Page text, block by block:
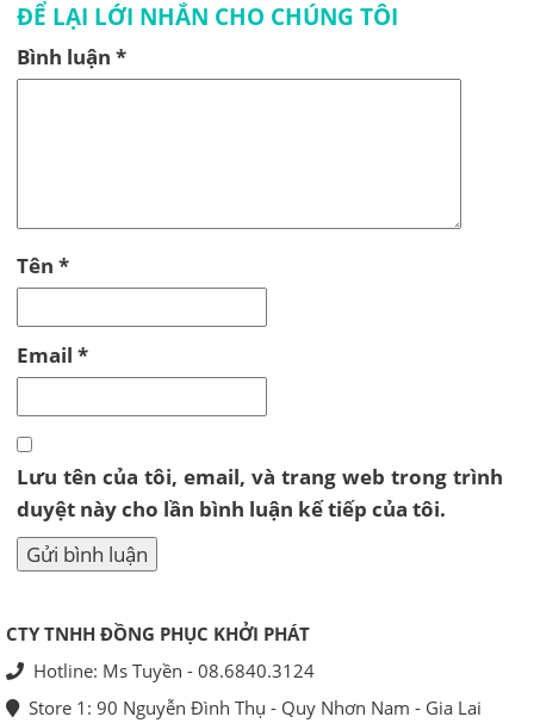
ĐỂ LẠI LỚI NHẮN CHO CHÚNG TÔI
Bình luận*
Tên*
Email*
Lưu tên của tôi, email, và trang web trong trình
duyệt này cho lần bình luận kế tiếp của tôi.
CTY TNHH ĐỒNG PHỤC KHỞI PHÁT
Hotline: Ms Tuyền - 08.6840.3124
Store 1: 90 Nguyễn Đình Thụ - Quy Nhơn Nam - Gia Lai